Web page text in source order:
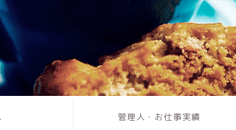
管理人・お仕事実績